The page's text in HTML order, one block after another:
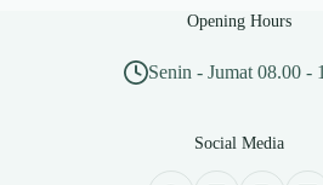
Opening Hours
Senin - Jumat 08.00 -
Social Media